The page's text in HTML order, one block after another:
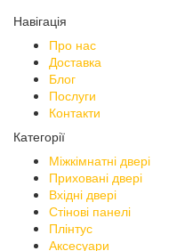
Навігація
Про нас
Доставка
Блог
Послуги
Контакти
Категорії
Міжкімнатні двері
Приховані двері
Вхідні двері
Стінові панелі
Плінтус
Аксесуари